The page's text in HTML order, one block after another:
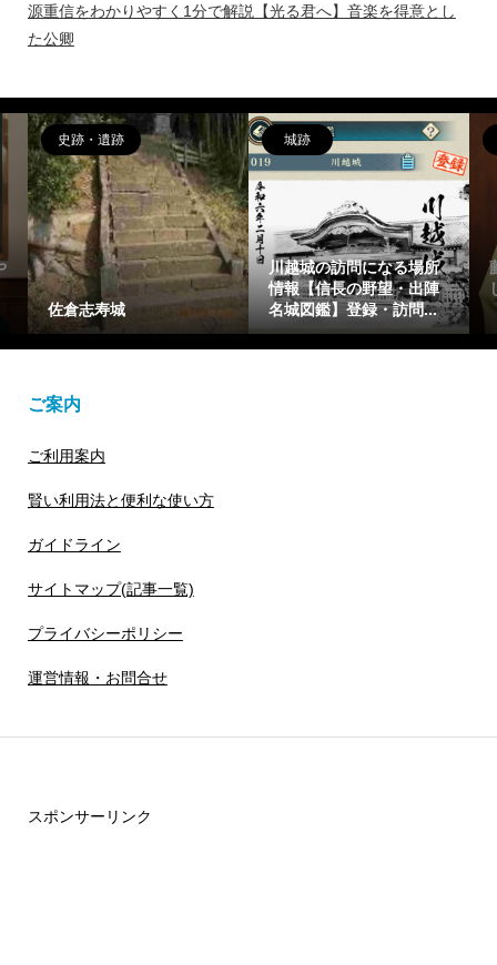
源重信をわかりやすく1分で解説【光る君へ】音楽を得意とし
た公卿
偉人
藤原惟成(ふじわらのこれ
しげ)を簡潔に1分で解説
【光る君へ】花山天皇...
女性
藤原繁子をわかりやすく1
分で解説【光る君へ】懐
仁親王(一条天皇)の乳母
ご案内
ご利用案内
賢い利用法と便利な使い方
ガイドライン
サイトマップ(記事一覧)
プライバシーポリシー
運営情報・お問合せ
スポンサーリンク